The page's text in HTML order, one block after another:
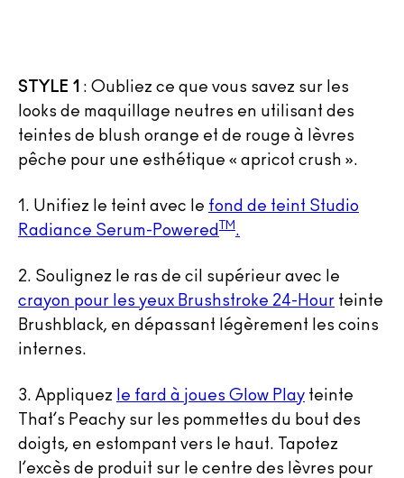
STYLE 1 : Oubliez ce que vous savez sur les
looks de maquillage neutres en utilisant des
teintes de blush orange et de rouge à lèvres
pêche pour une esthétique « apricot crush ».
1. Unifiez le teint avec le fond de teint Studio
Radiance Serum-Powered TM .
2. Soulignez le ras de cil supérieur avec le
crayon pour les yeux Brushstroke 24-Hour teinte
Brushblack, en dépassant légèrement les coins
internes.
3. Appliquez le fard à joues Glow Play teinte
That’s Peachy sur les pommettes du bout des
doigts, en estompant vers le haut. Tapotez
l’excès de produit sur le centre des lèvres pour